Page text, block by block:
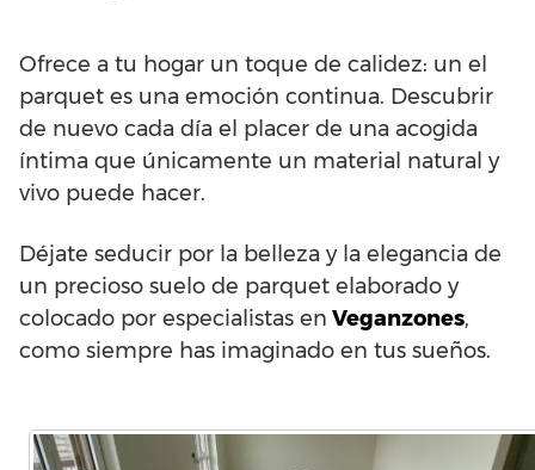
Ofrece a tu hogar un toque de calidez: un el
parquet es una emoción continua. Descubrir
de nuevo cada día el placer de una acogida
íntima que únicamente un material natural y
vivo puede hacer.
Déjate seducir por la belleza y la elegancia de
un precioso suelo de parquet elaborado y
colocado por especialistas en Veganzones,
como siempre has imaginado en tus sueños.